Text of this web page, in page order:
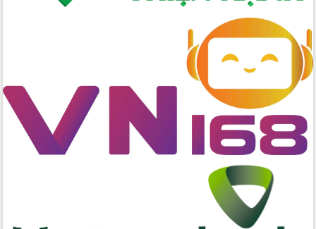
Hòn Yến phát triển du lịch gắn với bảo
Phát động chiến dịch 30 ngày đêm
giải phóng mặt bằng Tuyến đường bộ
ven biển
Đắk Lắk nỗ lực thúc đẩy tăng trưởng
kinh tế từ 10% trở lên trong Quý